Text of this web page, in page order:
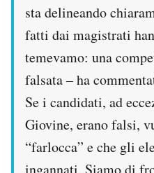
sta delineando
fatti dai magistrati
temevamo: una
falsata – ha
Se i candidati, ad
Giovine, erano falsi,
“farlocca” e che gli
ingannati. Siamo di